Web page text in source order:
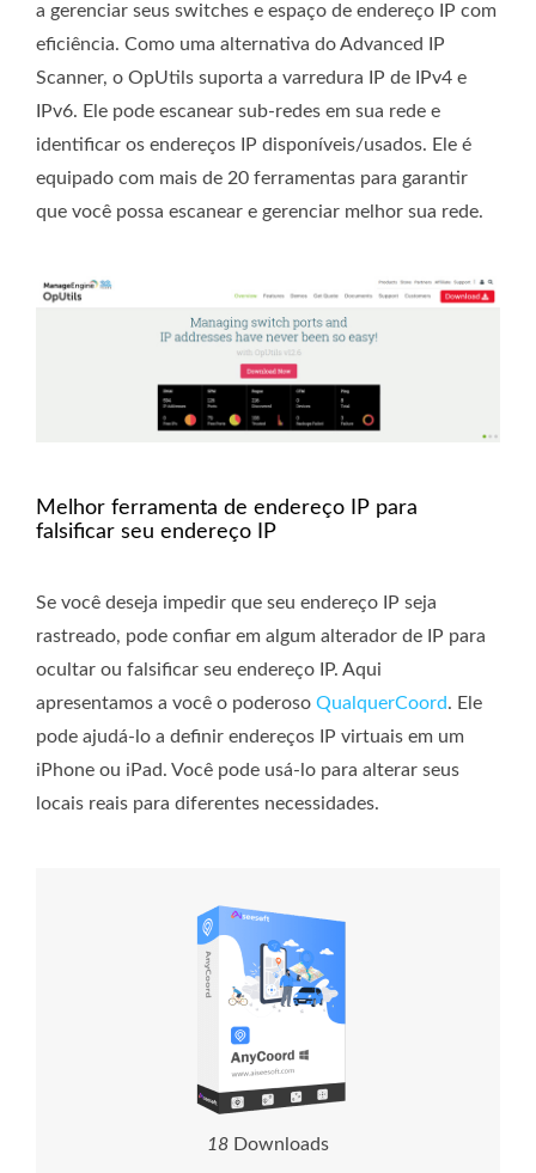
a gerenciar seus switches e espaço de endereço IP com
eficiência. Como uma alternativa do Advanced IP
Scanner, o OpUtils suporta a varredura IP de IPv4 e
IPv6. Ele pode escanear sub-redes em sua rede e
identificar os endereços IP disponíveis/usados. Ele é
equipado com mais de 20 ferramentas para garantir
que você possa escanear e gerenciar melhor sua rede.
Melhor ferramenta de endereço IP para
falsificar seu endereço IP
Se você deseja impedir que seu endereço IP seja
rastreado, pode confiar em algum alterador de IP para
ocultar ou falsificar seu endereço IP. Aqui
apresentamos a você o poderoso QualquerCoord. Ele
pode ajudá-lo a definir endereços IP virtuais em um
iPhone ou iPad. Você pode usá-lo para alterar seus
locais reais para diferentes necessidades.
18 Downloads